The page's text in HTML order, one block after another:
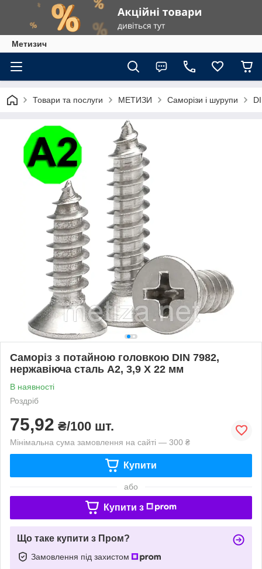
Метизич
Товари та послуги МЕТИЗИ Саморізи і шурупи
Саморіз з потайною головкою DIN 7982,
нержавіюча сталь А2, 3,9 X 22 мм
В наявності
Роздріб
75,92 ₴/100 шт.
Мінімальна сума замовлення на сайті — 300 ₴
Купити
або
Купити з
Що таке купити з Пром?
Замовлення під захистом